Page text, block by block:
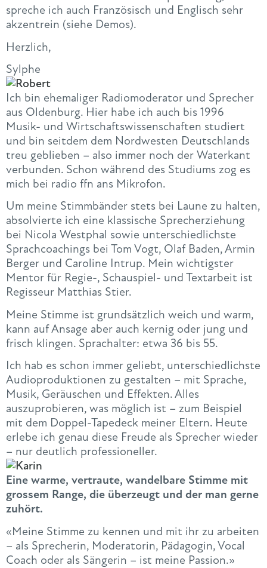
spreche ich auch Französisch und Englisch sehr
akzentrein (siehe Demos).
Herzlich,
Sylphe
Ich bin ehemaliger Radiomoderator und Sprecher
aus Oldenburg. Hier habe ich auch bis 1996
Musik- und Wirtschaftswissenschaften studiert
und bin seitdem dem Nordwesten Deutschlands
treu geblieben – also immer noch der Waterkant
verbunden. Schon während des Studiums zog es
mich bei radio ffn ans Mikrofon.
Um meine Stimmbänder stets bei Laune zu halten,
absolvierte ich eine klassische Sprecherziehung
bei Nicola Westphal sowie unterschiedlichste
Sprachcoachings bei Tom Vogt, Olaf Baden, Armin
Berger und Caroline Intrup. Mein wichtigster
Mentor für Regie-, Schauspiel- und Textarbeit ist
Regisseur Matthias Stier.
Meine Stimme ist grundsätzlich weich und warm,
kann auf Ansage aber auch kernig oder jung und
frisch klingen. Sprachalter: etwa 36 bis 55.
Ich hab es schon immer geliebt, unterschiedlichste
Audioproduktionen zu gestalten – mit Sprache,
Musik, Geräuschen und Effekten. Alles
auszuprobieren, was möglich ist – zum Beispiel
mit dem Doppel-Tapedeck meiner Eltern. Heute
erlebe ich genau diese Freude als Sprecher wieder
– nur deutlich professioneller.
Eine warme, vertraute, wandelbare Stimme mit
grossem Range, die überzeugt und der man gerne
zuhört.
«Meine Stimme zu kennen und mit ihr zu arbeiten
– als Sprecherin, Moderatorin, Pädagogin, Vocal
Coach oder als Sängerin – ist meine Passion.»